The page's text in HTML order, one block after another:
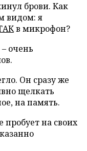
брови. Как
видом: я
в микрофон?
очень
Он сразу же
щелкать
на память.
на своих